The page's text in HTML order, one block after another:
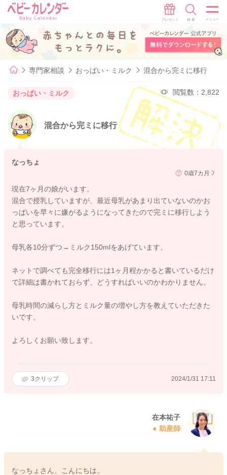
専門家相談 おっぱい・ミルク 混合から完ミに移行
おっぱい・ミルク 閲覧数：2,822
混合から完ミに移行
なっちょ
0歳7カ月
現在7ヶ月の娘がいます。
混合で授乳していますが、最近母乳があまり出ていないのかお
っぱいを早々に嫌がるようになってきたので完ミに移行しよう
と思っています。
母乳各10分ずつ→ミルク150mlをあげています。
ネットで調べても完全移行には1ヶ月程かかると書いているだけ
で詳細は書かれておらず、どうすればいいのかわかりません。
母乳時間の減らし方とミルク量の増やし方を教えていただきた
いです。
よろしくお願い致します。
3クリップ 2024/1/31 17:11
在本祐子
助産師
なっちょさん、こんにちは。